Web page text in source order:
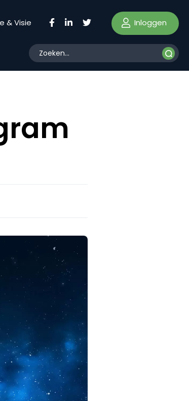
& Visie Inloggen